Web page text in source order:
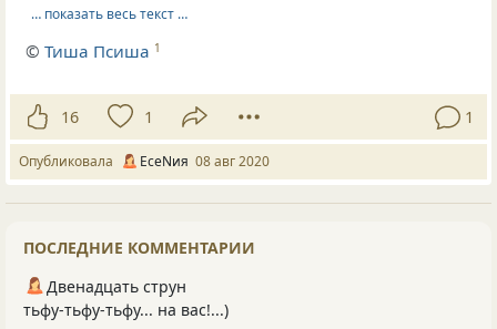
… показать весь текст …
©Тиша Псиша 1
16 1 1
Опубликовала ЕсеNия 08 авг 2020
ПОСЛЕДНИЕ КОММЕНТАРИИ
Двенадцать струн
тьфу-тьфу-тьфу... на вас!...)